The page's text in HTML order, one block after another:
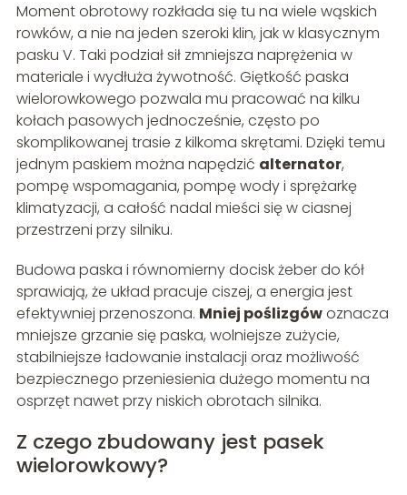
Moment obrotowy rozkłada się tu na wiele wąskich
rowków, a nie na jeden szeroki klin, jak w klasycznym
pasku V. Taki podział sił zmniejsza naprężenia w
materiale i wydłuża żywotność. Giętkość paska
wielorowkowego pozwala mu pracować na kilku
kołach pasowych jednocześnie, często po
skomplikowanej trasie z kilkoma skrętami. Dzięki temu
jednym paskiem można napędzić alternator,
pompę wspomagania, pompę wody i sprężarkę
klimatyzacji, a całość nadal mieści się w ciasnej
przestrzeni przy silniku.
Budowa paska i równomierny docisk żeber do kół
sprawiają, że układ pracuje ciszej, a energia jest
efektywniej przenoszona. Mniej poślizgówoznacza
mniejsze grzanie się paska, wolniejsze zużycie,
stabilniejsze ładowanie instalacji oraz możliwość
bezpiecznego przeniesienia dużego momentu na
osprzęt nawet przy niskich obrotach silnika.
Z czego zbudowany jest pasek
wielorowkowy?